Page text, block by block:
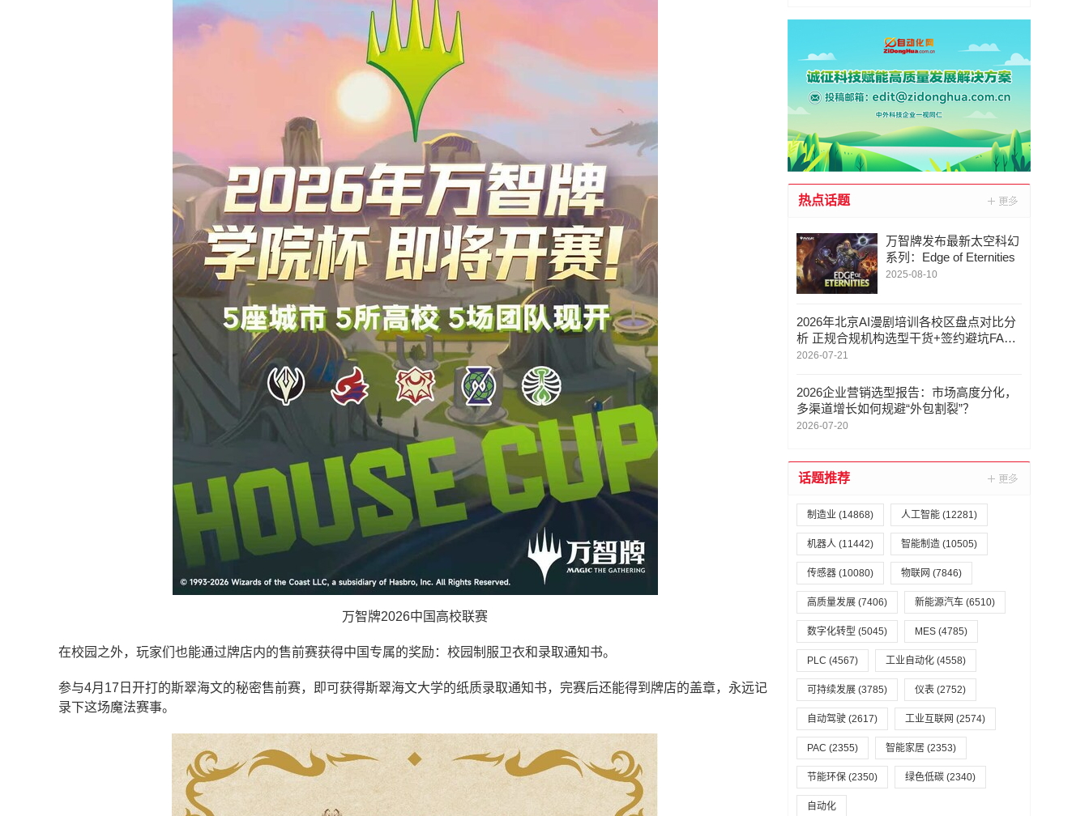
万智牌2026中国高校联赛
在校园之外，玩家们也能通过牌店内的售前赛获得中国专属的奖励：校园制服卫衣和录取通知书。
参与4月17日开打的斯翠海文的秘密售前赛，即可获得斯翠海文大学的纸质录取通知书，完赛后还能得到牌店的盖章，永远记
录下这场魔法赛事。
首
热点话题
万智牌发布最新太空科幻
系列：Edge of Eternities
2025-08-10
2026年北京AI漫剧培训各校区盘点对比分
析 正规合规机构选型干货+签约避坑FAQ
大全
2026-07-21
2026企业营销选型报告：市场高度分化，
多渠道增长如何规避“外包割裂”？
2026-07-20
话题推荐
制造业 (14868) 人工智能 (12281)
机器人 (11442) 智能制造 (10505)
传感器 (10080) 物联网 (7846)
高质量发展 (7406) 新能源汽车 (6510)
数字化转型 (5045) MES (4785)
PLC (4567) 工业自动化 (4558)
可持续发展 (3785) 仪表 (2752)
自动驾驶 (2617) 工业互联网 (2574)
PAC (2355) 智能家居 (2353)
节能环保 (2350) 绿色低碳 (2340)
自动化